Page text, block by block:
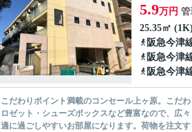
5.9万円 管
25.35㎡
阪急今津
阪急今津
阪急今津
こだわりポイント満載のコンセール上ヶ原。こだ
ロゼット・シューズボックスなど豊富なので、広
適に過ごしやすいお部屋になります。荷物を注文